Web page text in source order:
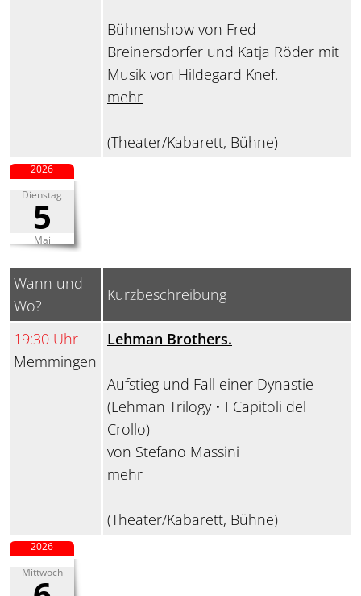
Bühnenshow von Fred
Breinersdorfer und Katja Röder mit
Musik von Hildegard Knef.
mehr
(Theater/Kabarett, Bühne)
Dienstag
5
Mai
2026
Wann und
Wo?
Kurzbeschreibung
19:30 Uhr
Memmingen
Lehman Brothers.
Aufstieg und Fall einer Dynastie
(Lehman Trilogy • I Capitoli del
Crollo)
von Stefano Massini
mehr
(Theater/Kabarett, Bühne)
Mittwoch
2026